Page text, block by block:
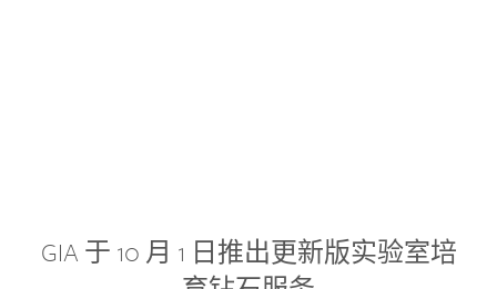
GIA 于 10 月 1 日推出更新版实验室培